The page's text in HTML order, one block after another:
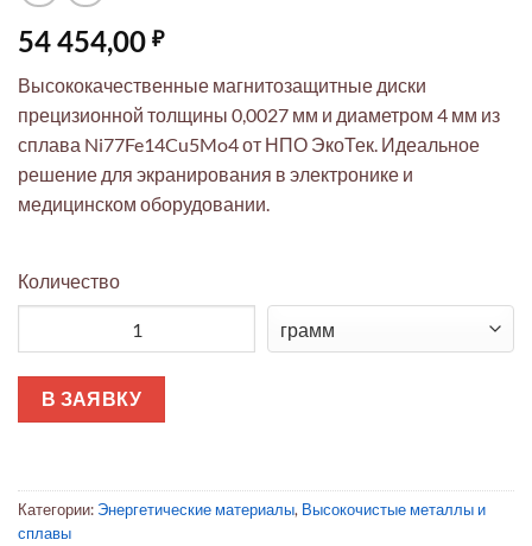
54 454,00 ₽
Высококачественные магнитозащитные диски
прецизионной толщины 0,0027 мм и диаметром 4 мм из
сплава Ni77Fe14Cu5Mo4 от НПО ЭкоТек. Идеальное
решение для экранирования в электронике и
медицинском оборудовании.
Количество
В ЗАЯВКУ
Категории: Энергетические материалы, Высокочистые металлы и
сплавы